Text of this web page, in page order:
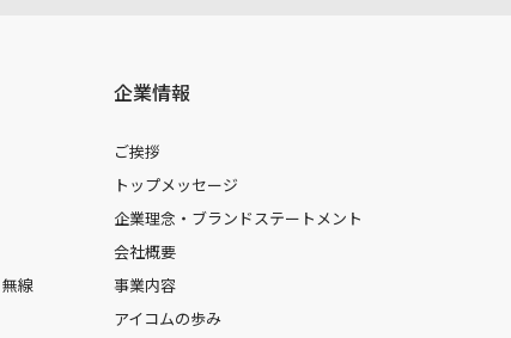
線
企業情報
ご挨拶
トップメッセージ
企業理念・ブランドステートメント
会社概要
事業内容
アイコムの歩み